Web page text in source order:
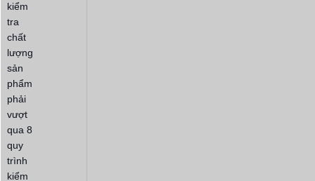
kiểm
tra
chất
lượng
sản
phẩm
phải
vượt
qua 8
quy
trình
kiểm